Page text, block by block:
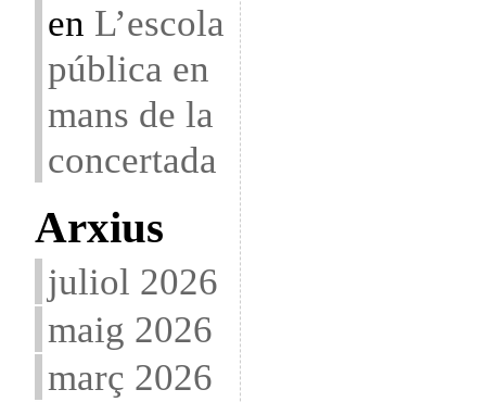
en L’escola
pública en
mans de la
concertada
Arxius
juliol 2026
maig 2026
març 2026